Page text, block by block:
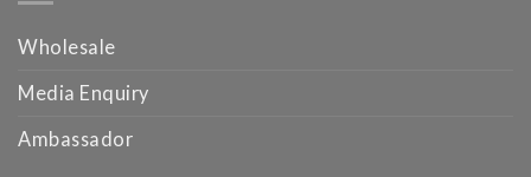
Wholesale
Media Enquiry
Ambassador